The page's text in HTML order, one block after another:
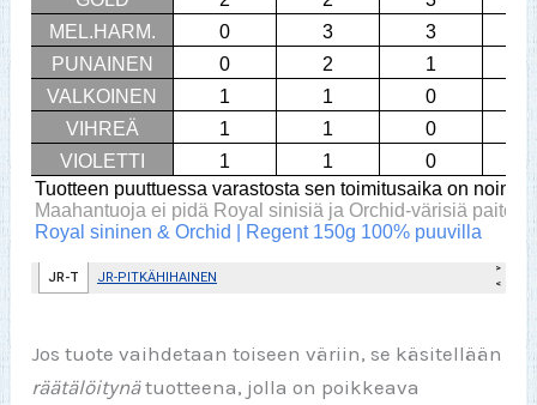
Jos tuote vaihdetaan toiseen väriin, se käsitellään
räätälöitynätuotteena, jolla on poikkeava